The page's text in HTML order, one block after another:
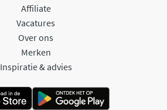
Affiliate
Vacatures
Over ons
Merken
Inspiratie & advies